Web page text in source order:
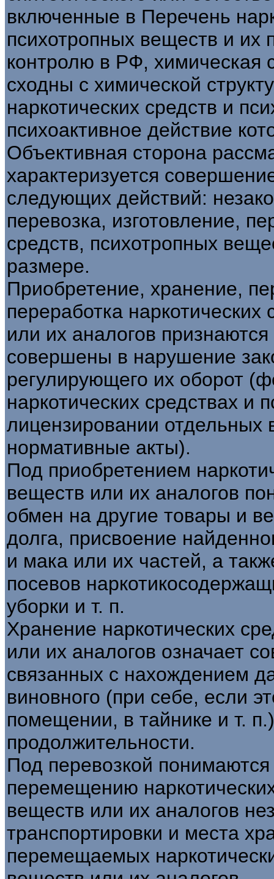
включенные в Перечень
психотропных веществ и их
контролю в РФ, химическая
сходны с химической
наркотических средств и
психоактивное действие
Объективная сторона
характеризуется
следующих действий:
перевозка, изготовление,
средств, психотропных
размере.
Приобретение, хранение,
переработка
или их аналогов
совершены в нарушение
регулирующего их оборот
наркотических средствах и
лицензировании отдельных
нормативные акты).
Под приобретением
веществ или их аналогов
обмен на другие товары и
долга, присвоение
и мака или их частей, а
посевов
уборки и т. п.
Хранение наркотических
или их аналогов означает
связанных с нахождением
виновного (при себе, если
помещении, в тайнике и т.
продолжительности.
Под перевозкой
перемещению
веществ или их аналогов
транспортировки и места
перемещаемых